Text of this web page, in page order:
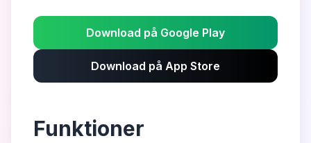
Download på Google Play
Download på App Store
Funktioner